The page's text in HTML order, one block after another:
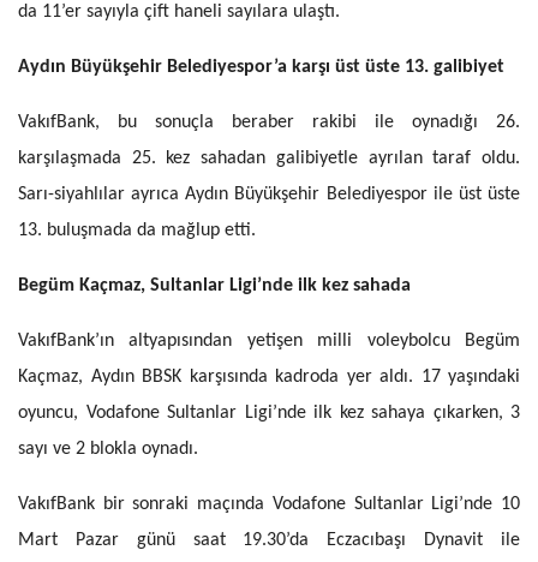
da 11’er sayıyla çift haneli sayılara ulaştı.
Aydın Büyükşehir Belediyespor’a karşı üst üste 13. galibiyet
VakıfBank, bu sonuçla beraber rakibi ile oynadığı 26.
karşılaşmada 25. kez sahadan galibiyetle ayrılan taraf oldu.
Sarı-siyahlılar ayrıca Aydın Büyükşehir Belediyespor ile üst üste
13. buluşmada da mağlup etti.
Begüm Kaçmaz, Sultanlar Ligi’nde ilk kez sahada
VakıfBank’ın altyapısından yetişen milli voleybolcu Begüm
Kaçmaz, Aydın BBSK karşısında kadroda yer aldı. 17 yaşındaki
oyuncu, Vodafone Sultanlar Ligi’nde ilk kez sahaya çıkarken, 3
sayı ve 2 blokla oynadı.
VakıfBank bir sonraki maçında Vodafone Sultanlar Ligi’nde 10
Mart Pazar günü saat 19.30’da Eczacıbaşı Dynavit ile